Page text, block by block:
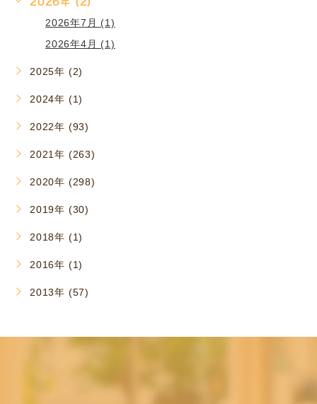
2026年7月 (1)
2026年4月 (1)
2025年 (2)
2024年 (1)
2022年 (93)
2021年 (263)
2020年 (298)
2019年 (30)
2018年 (1)
2016年 (1)
2013年 (57)